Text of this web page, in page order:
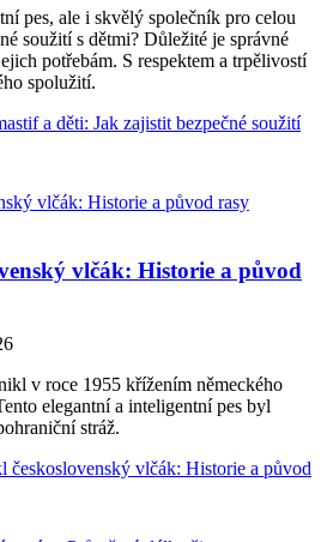
pes, ale i skvělý společník pro celou
soužití s dětmi? Důležité je správné
potřebám. S respektem a trpělivostí
spolužití.
a děti: Jak zajistit bezpečné soužití
vlčák: Historie a původ
v roce 1955 křížením německého
elegantní a inteligentní pes byl
stráž.
československý vlčák: Historie a původ